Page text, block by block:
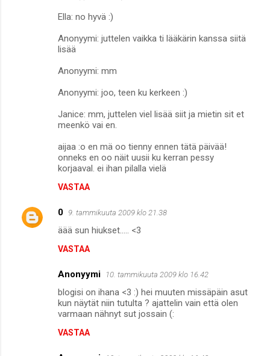
Ella: no hyvä :)
Anonyymi: juttelen vaikka ti lääkärin kanssa siitä
lisää
Anonyymi: mm
Anonyymi: joo, teen ku kerkeen :)
Janice: mm, juttelen viel lisää siit ja mietin sit et
meenkö vai en.
aijaa :o en mä oo tienny ennen tätä päivää!
onneks en oo näit uusii ku kerran pessy
korjaaval. ei ihan pilalla vielä
VASTAA
0 9. tammikuuta 2009 klo 21.38
äää sun hiukset..... <3
VASTAA
Anonyymi 10. tammikuuta 2009 klo 16.42
blogisi on ihana <3 :) hei muuten missäpäin asut
kun näytät niin tutulta ? ajattelin vain että olen
varmaan nähnyt sut jossain (:
VASTAA